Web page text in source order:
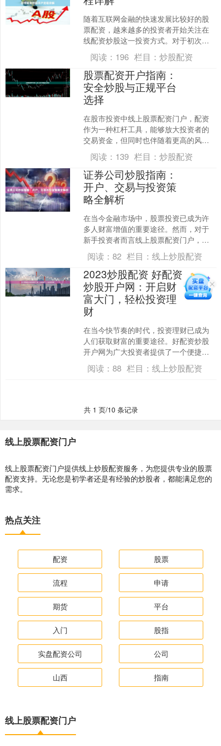
随着互联网金融的快速发展比较好的股
票配资，越来越多的投资者开始关注在
线配资炒股这一投资方式。对于初次接
触配资的投资者来说，了解完整的开户
流程至关重要。本文将为您....
阅读： 196 栏目：炒股配资
股票配资开户指南：
安全炒股与正规平台
选择
在股市投资中线上股票配资门户，配资
作为一种杠杆工具，能够放大投资者的
交易资金，但同时也伴随着更高的风
险。选择正规的配资平台并确保安全炒
股，是每位投资者必须重视的....
阅读： 139 栏目：炒股配资
证券公司炒股指南：
开户、交易与投资策
略全解析
在当今金融市场中，股票投资已成为许
多人财富增值的重要途径。然而，对于
新手投资者而言线上股票配资门户，如
何选择证券公司、顺利开户、掌握交易
技巧并制定有效的投资策略....
阅读：82 栏目：线上炒股配资
2023炒股配资 好配资
炒股开户网：开启财
富大门，轻松投资理
财
在当今快节奏的时代，投资理财已成为
人们获取财富的重要途径。好配资炒股
开户网为广大投资者提供了一个便捷、
安全的平台，助力他们开启财富大门。 *
**放大收益：**....
阅读：88 栏目：线上炒股配资
共 1 页/10 条记录
线上股票配资门户
线上股票配资门户提供线上炒股配资服务，为您提供专业的股票
配资支持。无论您是初学者还是有经验的炒股者，都能满足您的
需求。
热点关注
配资 股票
流程 申请
期货 平台
入门 股指
实盘配资公司 公司
山西 指南
线上股票配资门户